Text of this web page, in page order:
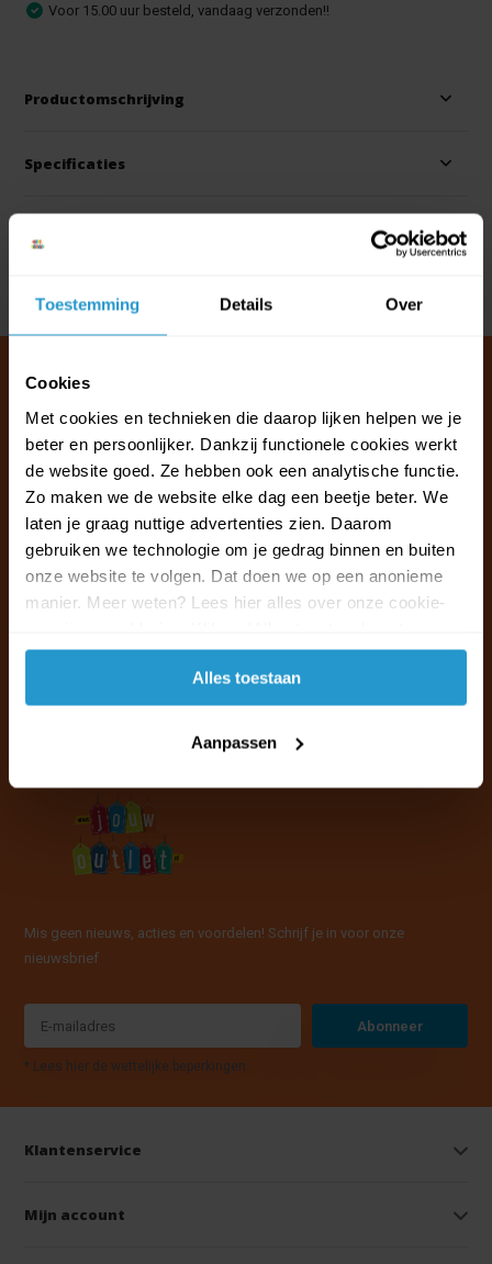
Toestemming Details Over
Cookies
Met cookies en technieken die daarop lijken helpen we je
beter en persoonlijker. Dankzij functionele cookies werkt
de website goed. Ze hebben ook een analytische functie.
Zo maken we de website elke dag een beetje beter. We
laten je graag nuttige advertenties zien. Daarom
gebruiken we technologie om je gedrag binnen en buiten
onze website te volgen. Dat doen we op een anonieme
manier. Meer weten? Lees hier alles over onze cookie-
accepteren.
Alles toestaan
Aanpassen
Voor 15.00 uur besteld, vandaag verzonden!!
Productomschrijving
Specificaties
Klantenservice & FAQ
Wij staan voor u klaar.
Ma t/m vr van 09:30 - 16:00 telefonisch
+31 (0)13 785 62 41
Mis geen nieuws, acties en voordelen! Schrijf je in voor onze
nieuwsbrief
Abonneer
* Lees hier de wettelijke beperkingen
Klantenservice
Mijn account